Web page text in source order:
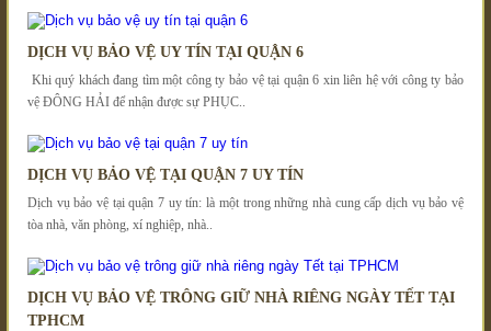
DỊCH VỤ BẢO VỆ UY TÍN TẠI QUẬN 6
Khi quý khách đang tìm một công ty bảo vệ tại quận 6 xin liên hệ với công ty bảo
vệ ĐÔNG HẢI để nhận được sự PHỤC..
DỊCH VỤ BẢO VỆ TẠI QUẬN 7 UY TÍN
Dịch vụ bảo vệ tại quận 7 uy tín: là một trong những nhà cung cấp dịch vụ bảo vệ
tòa nhà, văn phòng, xí nghiệp, nhà..
DỊCH VỤ BẢO VỆ TRÔNG GIỮ NHÀ RIÊNG NGÀY TẾT TẠI
TPHCM